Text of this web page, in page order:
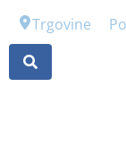
Trgovine